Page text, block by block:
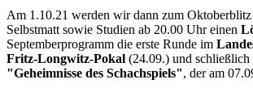
Am 1.10.21 werden wir dann zum
Selbstmatt sowie Studien ab 20.00 Uhr einen
Septemberprogramm die erste Runde im
Fritz-Longwitz-Pokal (24.09.) und
"Geheimnisse des Schachspiels", der am